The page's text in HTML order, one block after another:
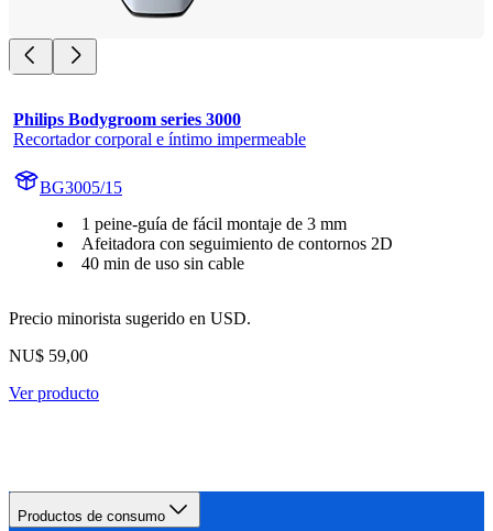
Philips Bodygroom series 3000
Recortador corporal e íntimo impermeable
BG3005/15
1 peine-guía de fácil montaje de 3 mm
Afeitadora con seguimiento de contornos 2D
40 min de uso sin cable
Precio minorista sugerido en USD.
NU$ 59,00
Ver producto
Productos de consumo